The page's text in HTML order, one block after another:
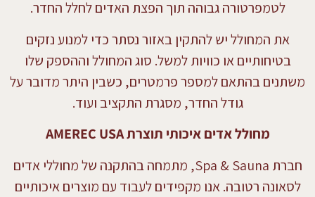
לטמפרטורה גבוהה תוך הפצת האדים לחלל החדר.
את המחולל יש להתקין באזור נסתר כדי למנוע נזקים
בטיחותיים או כוויות למשל. סוג המחולל וההספק שלו
משתנים בהתאם למספר פרמטרים, כשבין היתר מדובר על
גודל החדר, מסגרת התקציב ועוד.
מחולל אדים איכותי תוצרת AMEREC USA
חברת Spa & Sauna, מתמחה בהתקנה של מחוללי אדים
לסאונה רטובה. אנו מקפידים לעבוד עם מוצרים איכותיים